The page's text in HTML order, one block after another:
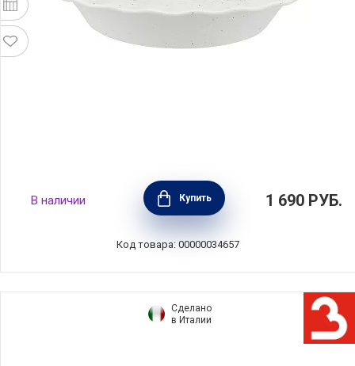
Форма для пирога круглая Speckle 25 см,
фарфор, цвет молочный в крапинку, Maxwell
& Williams, MW451-IA0330
В наличии Купить 1 690 РУБ.
Код товара: 00000034657
Сделано
в Италии